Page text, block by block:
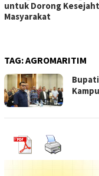
untuk Dorong
Masyarakat
TAG:AGROMARITIM